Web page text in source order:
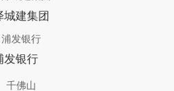
城建集团
发银行